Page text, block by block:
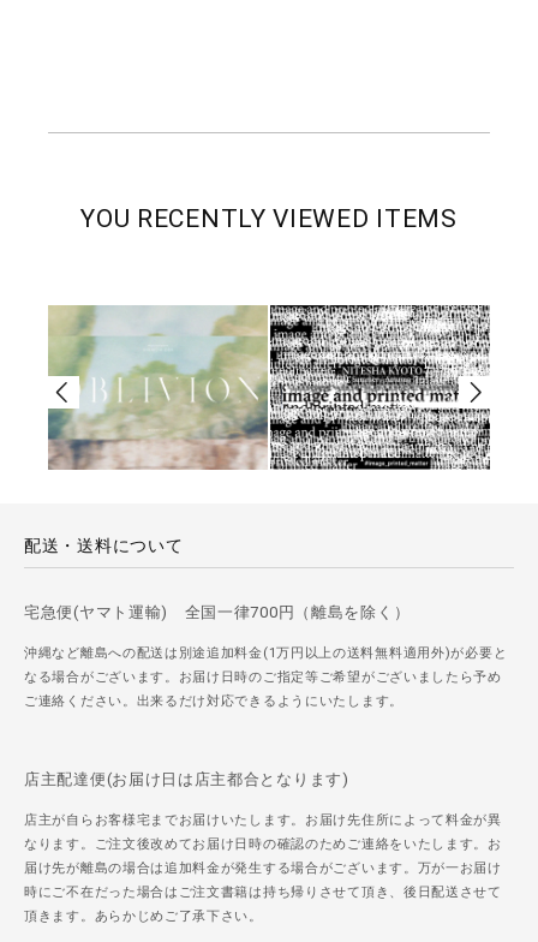
YOU RECENTLY VIEWED ITEMS
配送・送料について
宅急便(ヤマト運輸) 全国一律700円（離島を除く）
沖縄など離島への配送は別途追加料金(1万円以上の送料無料適用外)が必要と
なる場合がございます。お届け日時のご指定等ご希望がございましたら予め
ご連絡ください。出来るだけ対応できるようにいたします。
店主配達便(お届け日は店主都合となります)
店主が自らお客様宅までお届けいたします。お届け先住所によって料金が異
なります。ご注文後改めてお届け日時の確認のためご連絡をいたします。お
届け先が離島の場合は追加料金が発生する場合がございます。万が一お届け
時にご不在だった場合はご注文書籍は持ち帰りさせて頂き、後日配送させて
頂きます。あらかじめご了承下さい。